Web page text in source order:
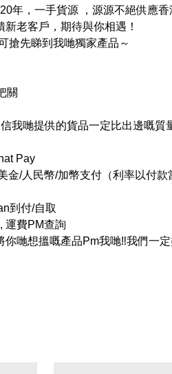
，一手貨源 ，源源不絕供應香
老客戶，期待與你相遇！
搶先睇到我哋獨家產品～
關
我哋提供的貨品一定比出邊嘅質
Pay
金/人民幣/加幣支付（利率以付款
到付/自取
運費PM查詢
哋想搵嘅產品Pm我哋‼我們一